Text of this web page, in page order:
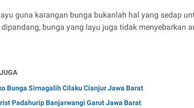
guna karangan bunga bukanlah hal yang sedap
bunga yang layu juga tidak menyebarkan
Bunga Sirnagalih Cilaku Cianjur Jawa Barat
Padahurip Banjarwangi Garut Jawa Barat